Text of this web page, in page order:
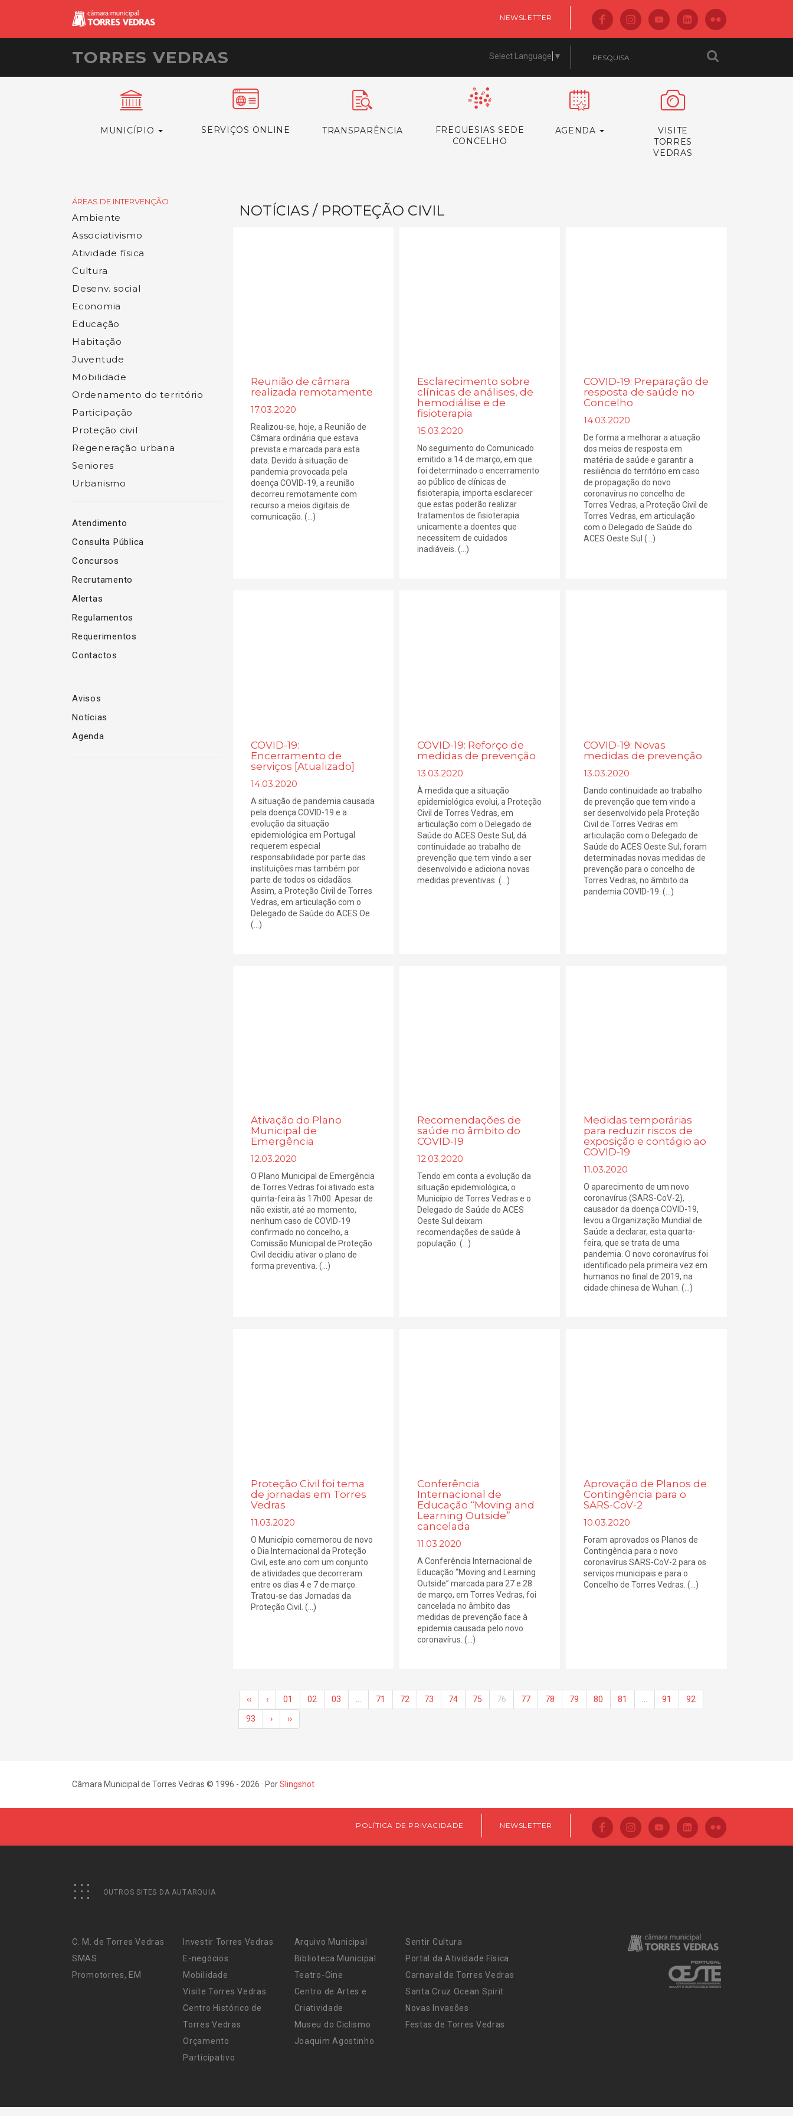
NEWSLETTER
TORRES VEDRAS Select Language ▼
MUNICÍPIO SERVIÇOS ONLINE TRANSPARÊNCIA
FREGUESIAS SEDE
CONCELHO
AGENDA
VISITE
TORRES
VEDRAS
ÁREAS DE INTERVENÇÃO
Ambiente
Associativismo
Atividade física
Cultura
Desenv. social
Economia
Educação
Habitação
Juventude
Mobilidade
Ordenamento do território
Participação
Proteção civil
Regeneração urbana
Seniores
Urbanismo
Atendimento
Consulta Pública
Concursos
Recrutamento
Alertas
Regulamentos
Requerimentos
Contactos
Avisos
Notícias
Agenda
NOTÍCIAS / PROTEÇÃO CIVIL
Reunião de câmara
realizada remotamente
17.03.2020
Realizou-se, hoje, a Reunião de
Câmara ordinária que estava
prevista e marcada para esta
data. Devido à situação de
pandemia provocada pela
doença COVID-19, a reunião
decorreu remotamente com
recurso a meios digitais de
comunicação. (...)
Esclarecimento sobre
clínicas de análises, de
hemodiálise e de
fisioterapia
15.03.2020
No seguimento do Comunicado
emitido a 14 de março, em que
foi determinado o encerramento
ao público de clínicas de
fisioterapia, importa esclarecer
que estas poderão realizar
tratamentos de fisioterapia
unicamente a doentes que
necessitem de cuidados
inadiáveis. (...)
COVID-19: Preparação de
resposta de saúde no
Concelho
14.03.2020
De forma a melhorar a atuação
dos meios de resposta em
matéria de saúde e garantir a
resiliência do território em caso
de propagação do novo
coronavírus no concelho de
Torres Vedras, a Proteção Civil de
Torres Vedras, em articulação
com o Delegado de Saúde do
ACES Oeste Sul (...)
COVID-19:
Encerramento de
serviços [Atualizado]
14.03.2020
A situação de pandemia causada
pela doença COVID-19 e a
evolução da situação
epidemiológica em Portugal
requerem especial
responsabilidade por parte das
instituições mas também por
parte de todos os cidadãos.
Assim, a Proteção Civil de Torres
Vedras, em articulação com o
Delegado de Saúde do ACES Oe
(...)
COVID-19: Reforço de
medidas de prevenção
13.03.2020
À medida que a situação
epidemiológica evolui, a Proteção
Civil de Torres Vedras, em
articulação com o Delegado de
Saúde do ACES Oeste Sul, dá
continuidade ao trabalho de
prevenção que tem vindo a ser
desenvolvido e adiciona novas
medidas preventivas. (...)
COVID-19: Novas
medidas de prevenção
13.03.2020
Dando continuidade ao trabalho
de prevenção que tem vindo a
ser desenvolvido pela Proteção
Civil de Torres Vedras em
articulação com o Delegado de
Saúde do ACES Oeste Sul, foram
determinadas novas medidas de
prevenção para o concelho de
Torres Vedras, no âmbito da
pandemia COVID-19. (...)
Ativação do Plano
Municipal de
Emergência
12.03.2020
O Plano Municipal de Emergência
de Torres Vedras foi ativado esta
quinta-feira às 17h00. Apesar de
não existir, até ao momento,
nenhum caso de COVID-19
confirmado no concelho, a
Comissão Municipal de Proteção
Civil decidiu ativar o plano de
forma preventiva. (...)
Recomendações de
saúde no âmbito do
COVID-19
12.03.2020
Tendo em conta a evolução da
situação epidemiológica, o
Município de Torres Vedras e o
Delegado de Saúde do ACES
Oeste Sul deixam
recomendações de saúde à
população. (...)
Medidas temporárias
para reduzir riscos de
exposição e contágio ao
COVID-19
11.03.2020
O aparecimento de um novo
coronavírus (SARS-CoV-2),
causador da doença COVID-19,
levou a Organização Mundial de
Saúde a declarar, esta quarta-
feira, que se trata de uma
pandemia. O novo coronavírus foi
identificado pela primeira vez em
humanos no final de 2019, na
cidade chinesa de Wuhan. (...)
Proteção Civil foi tema
de jornadas em Torres
Vedras
11.03.2020
O Município comemorou de novo
o Dia Internacional da Proteção
Civil, este ano com um conjunto
de atividades que decorreram
entre os dias 4 e 7 de março.
Tratou-se das Jornadas da
Proteção Civil. (...)
Conferência
Internacional de
Educação “Moving and
Learning Outside”
cancelada
11.03.2020
A Conferência Internacional de
Educação “Moving and Learning
Outside” marcada para 27 e 28
de março, em Torres Vedras, foi
cancelada no âmbito das
medidas de prevenção face à
epidemia causada pelo novo
coronavírus. (...)
Aprovação de Planos de
Contingência para o
SARS-CoV-2
10.03.2020
Foram aprovados os Planos de
Contingência para o novo
coronavírus SARS-CoV-2 para os
serviços municipais e para o
Concelho de Torres Vedras. (...)
‹‹ ‹ 01 02 03 71 72 73 74 75 76 77 78 79 80 81 91 92
93 › ››
Câmara Municipal de Torres Vedras © 1996 - 2026 · PorSlingshot
POLÍTICA DE PRIVACIDADE NEWSLETTER
OUTROS SITES DA AUTARQUIA
C. M. de Torres Vedras
SMAS
Promotorres, EM
Investir Torres Vedras
E-negócios
Mobilidade
Visite Torres Vedras
Centro Histórico de
Torres Vedras
Orçamento
Participativo
Arquivo Municipal
Biblioteca Municipal
Teatro-Cine
Centro de Artes e
Criatividade
Museu do Ciclismo
Joaquim Agostinho
Sentir Cultura
Portal da Atividade Física
Carnaval de Torres Vedras
Santa Cruz Ocean Spirit
Novas Invasões
Festas de Torres Vedras